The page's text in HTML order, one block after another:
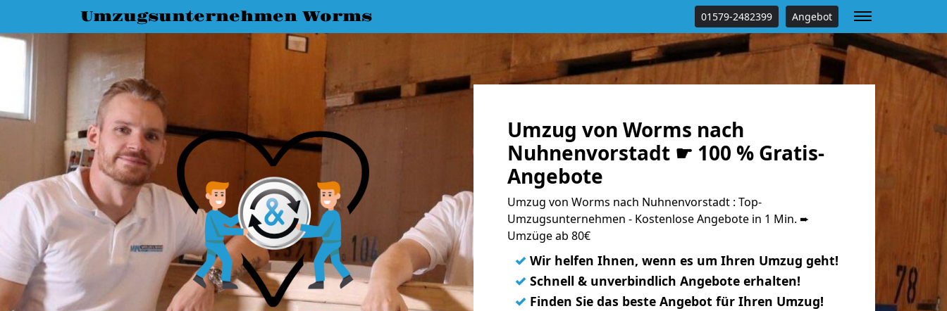
Umzugsunternehmen Worms 01579-2482399 Angebot
Umzug von Worms nach
Nuhnenvorstadt ☛ 100 % Gratis-
Angebote
Umzug von Worms nach Nuhnenvorstadt : Top-
Umzugsunternehmen - Kostenlose Angebote in 1 Min. ➨
Umzüge ab 80€
✓ Wir helfen Ihnen, wenn es um Ihren Umzug geht!
✓ Schnell & unverbindlich Angebote erhalten!
✓ Finden Sie das beste Angebot für Ihren Umzug!